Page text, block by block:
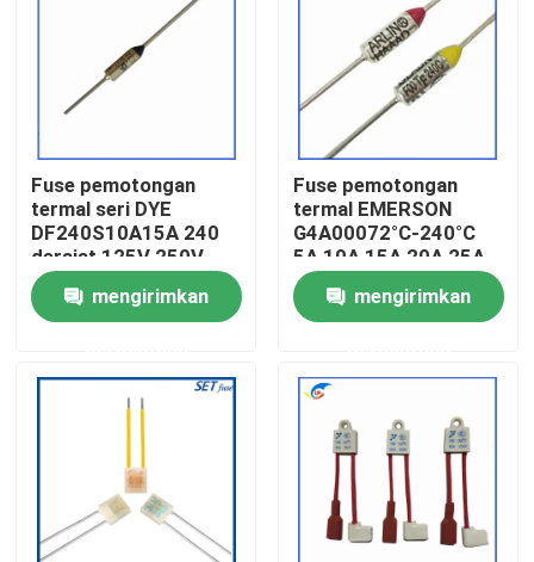
Tentang Kami
Kontrol Kualitas
Hubungi Kami
Kasus-kasus
Termistor PTC
Fuse pemotongan
termal seri DYE
DF240S10A15A 240
derajat 125V 250V
mengirimkan
Fuse pemotongan
termal EMERSON
G4A00072°C-240°C
5A 10A 15A 20A 25A
250V
mengirimkan